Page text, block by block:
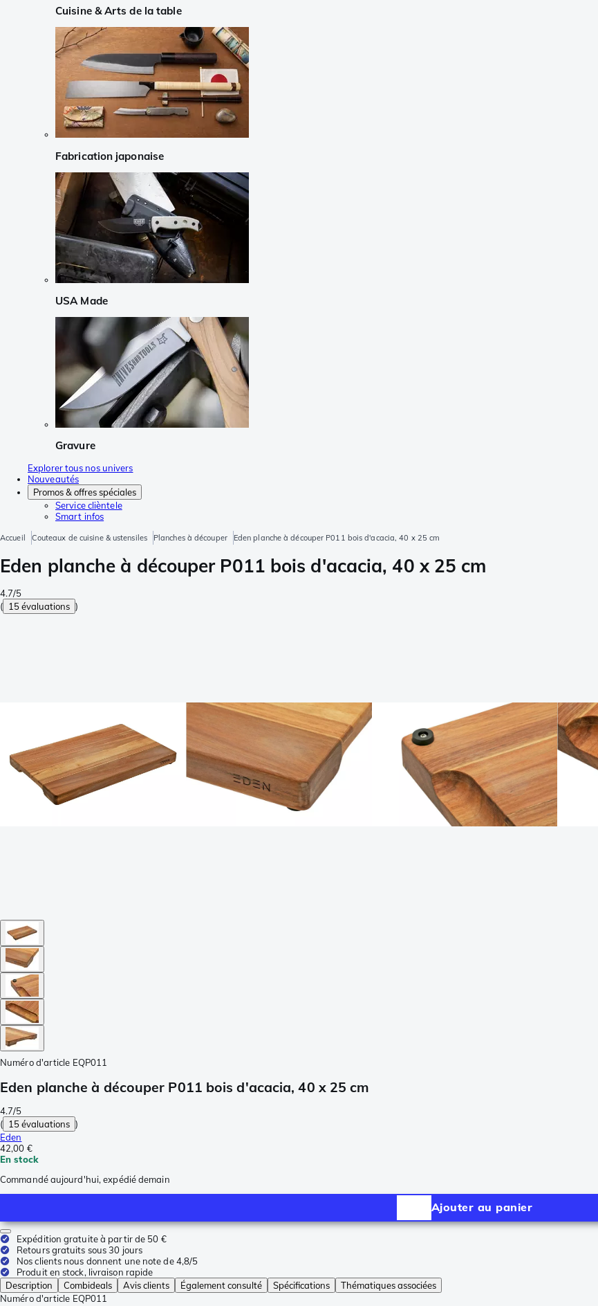
Cuisine & Arts de la table
Fabrication japonaise
USA Made
Gravure
Explorer tous nos univers
Nouveautés
Promos & offres spéciales
Service clièntele
Smart infos
Accueil Couteaux de cuisine & ustensiles Planches à découper Eden planche à découper P011 bois d'acacia, 40 x 25 cm
Eden planche à découper P011 bois d'acacia, 40 x 25 cm
4.7/5
( 15 évaluations )
Numéro d'article EQP011
Eden planche à découper P011 bois d'acacia, 40 x 25 cm
4.7/5
( 15 évaluations )
Eden
42,00 €
En stock
Commandé aujourd'hui, expédié demain
Ajouter au panier
Expédition gratuite à partir de 50 €
Retours gratuits sous 30 jours
Nos clients nous donnent une note de 4,8/5
Produit en stock, livraison rapide
Description
Combideals Avis clients Également consulté Spécifications
Thématiques associées
Numéro d'article EQP011